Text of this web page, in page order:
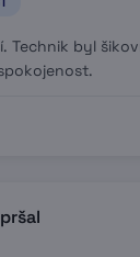
Technik byl